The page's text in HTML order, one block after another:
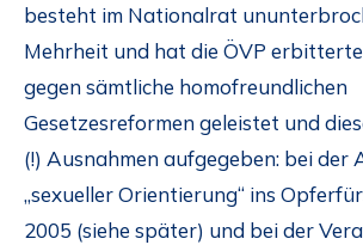
besteht im Nationalrat
Mehrheit und hat die ÖVP
gegen sämtliche homofreundlichen
Gesetzesreformen geleistet und
(!) Ausnahmen aufgegeben: bei der
„sexueller Orientierung“ ins
2005 (siehe später) und bei der